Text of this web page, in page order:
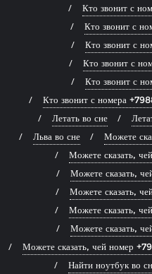
Кто звонит с
Кто звонит с
Кто звонит с
Кто звонит с
Кто звонит с
Кто звонит с номера
Летать во сне
Льва во сне
Можете
Можете сказать,
Можете сказать,
Можете сказать,
Можете сказать,
Можете сказать,
Можете сказать, чей номер
Найти ноутбук во